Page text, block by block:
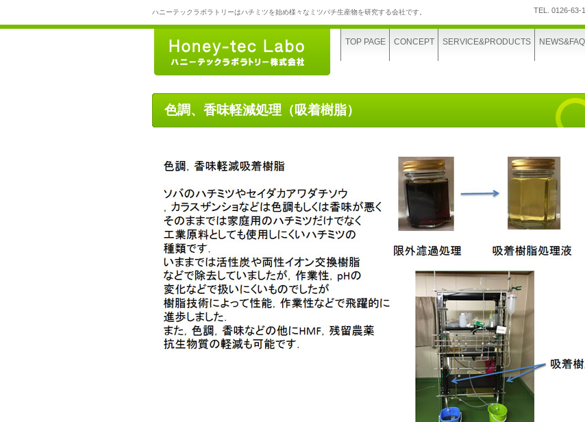
ハニーテックラボラトリーはハチミツを始め様々なミツバチ生産物を研究する会社です。 TEL. 0126-63-
色調、香味軽減処理（吸着樹脂）
TOP PAGE CONCEPT SERVICE&PRODUCTS NEWS&FAQ